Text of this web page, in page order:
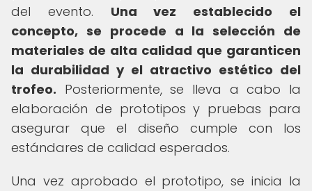
del evento. Una vez establecido el
concepto, se procede a la selección de
materiales de alta calidad que garanticen
la durabilidad y el atractivo estético del
trofeo. Posteriormente, se lleva a cabo la
elaboración de prototipos y pruebas para
asegurar que el diseño cumple con los
estándares de calidad esperados.
Una vez aprobado el prototipo, se inicia la